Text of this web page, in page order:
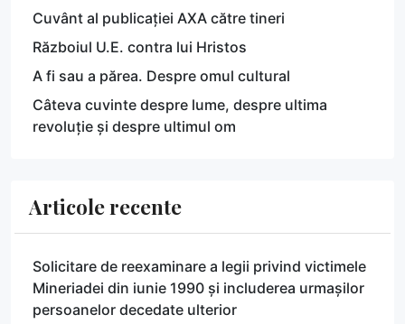
Cuvânt al publicației AXA către tineri
Războiul U.E. contra lui Hristos
A fi sau a părea. Despre omul cultural
Câteva cuvinte despre lume, despre ultima
revoluție și despre ultimul om
Articole recente
Solicitare de reexaminare a legii privind victimele
Mineriadei din iunie 1990 și includerea urmașilor
persoanelor decedate ulterior